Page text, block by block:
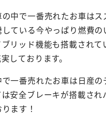
中で一番売れたお車はス
ている今やっぱり燃費の
リッド機能も搭載され
しております。
一番売れたお車は日産の
安全ブレーキが搭載さ
ます！